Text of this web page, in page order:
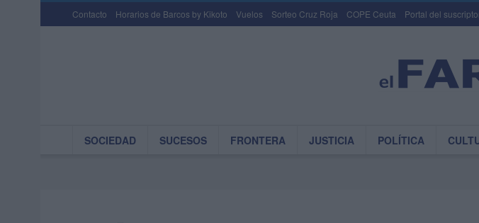
Contacto Horarios de Barcos by Kikoto Vuelos Sorteo Cruz Roja COPE Ceuta Portal del
SOCIEDAD SUCESOS FRONTERA JUSTICIA POLÍTICA